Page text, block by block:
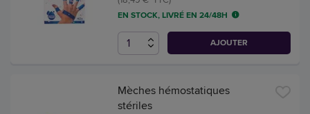
EN STOCK, LIVRÉ EN 24/48H
AJOUTER
Mèches hémostatiques
stériles